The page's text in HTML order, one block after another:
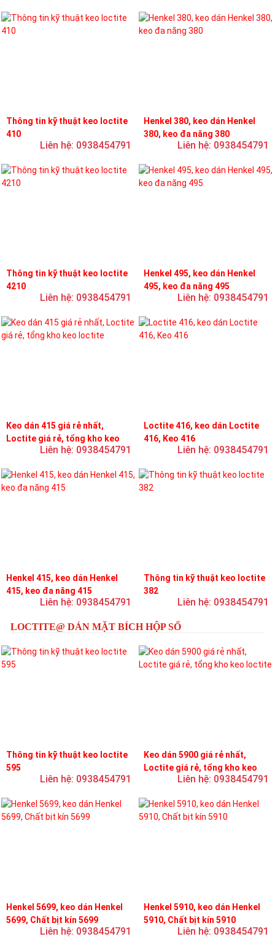
Thông tin kỹ thuật keo loctite
410
Liên hệ: 0938454791
Henkel 380, keo dán Henkel
380, keo đa năng 380
Liên hệ: 0938454791
Thông tin kỹ thuật keo loctite
4210
Liên hệ: 0938454791
Henkel 495, keo dán Henkel
495, keo đa năng 495
Liên hệ: 0938454791
Keo dán 415 giá rẻ nhất,
Loctite giá rẻ, tổng kho keo
Liên hệ: 0938454791
Loctite 416, keo dán Loctite
416, Keo 416
Liên hệ: 0938454791
Henkel 415, keo dán Henkel
415, keo đa năng 415
Liên hệ: 0938454791
Thông tin kỹ thuật keo loctite
382
Liên hệ: 0938454791
LOCTITE@ DÁN MẶT BÍCH HỘP SỐ
Thông tin kỹ thuật keo loctite
595
Liên hệ: 0938454791
Keo dán 5900 giá rẻ nhất,
Loctite giá rẻ, tổng kho keo
Liên hệ: 0938454791
Henkel 5699, keo dán Henkel
5699, Chất bịt kín 5699
Liên hệ: 0938454791
Henkel 5910, keo dán Henkel
5910, Chất bịt kín 5910
Liên hệ: 0938454791